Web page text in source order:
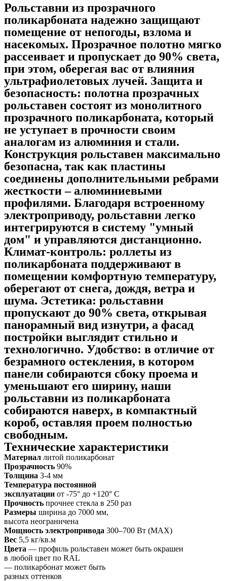
Рольставни из прозрачного
поликарбоната надежно защищают
помещение от непогоды, взлома и
насекомых. Прозрачное полотно мягко
рассеивает и пропускает до 90% света,
при этом, оберегая вас от влияния
ультрафиолетовых лучей. Защита и
безопасность: полотна прозрачных
рольставен состоят из монолитного
прозрачного поликарбоната, который
не уступает в прочности своим
аналогам из алюминия и стали.
Конструкция рольставен максимально
безопасна, так как пластины
соединены дополнительными ребрами
жесткости – алюминиевыми
профилями. Благодаря встроенному
электроприводу, рольставни легко
интегрируются в систему "умный
дом" и управляются дистанционно.
Климат-контроль: роллеты из
поликарбоната поддерживают в
помещении комфортную температуру,
оберегают от снега, дождя, ветра и
шума. Эстетика: рольставни
пропускают до 90% света, открывая
панорамный вид изнутри, а фасад
постройки выглядит стильно и
технологично. Удобство: в отличие от
безрамного остекления, в котором
панели собираются сбоку проема и
уменьшают его ширину, наши
рольставни из поликарбоната
собираются наверх, в компактный
короб, оставляя проем полностью
свободным.
Технические характеристики
Материал литой поликарбонат
Прозрачность 90%
Толщина 3-4 мм
Температура постоянной
эксплуатации от -75° до +120° С
Прочность прочнее стекла в 250 раз
Размеры ширина до 7000 мм,
высота неограничена
Мощность электропривода 300–700 Вт (MAX)
Вес 5,5 кг/кв.м
Цвета — профиль рольставен может быть окрашен
в любой цвет по RAL
— поликарбонат может быть
разных оттенков